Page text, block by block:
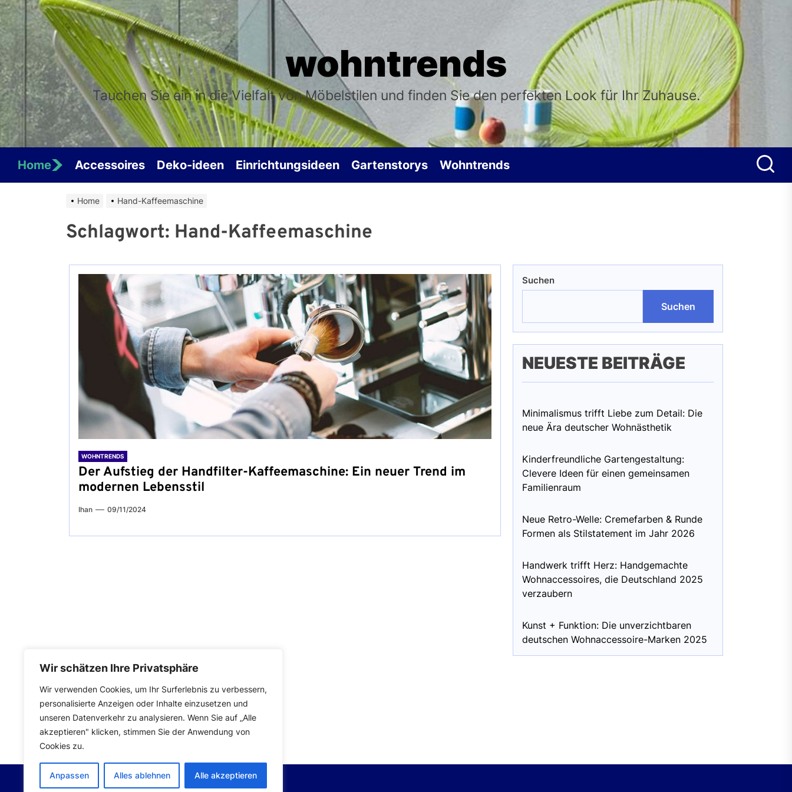
Wir schätzen Ihre Privatsphäre
Wir verwenden Cookies, um Ihr Surferlebnis zu verbessern,
personalisierte Anzeigen oder Inhalte einzusetzen und
unseren Datenverkehr zu analysieren. Wenn Sie auf „Alle
akzeptieren" klicken, stimmen Sie der Anwendung von
Cookies zu.
Anpassen Alles ablehnen Alle akzeptieren
Skip
to
the
content
wohntrends
Tauchen Sie ein in die Vielfalt von Möbelstilen und finden Sie den perfekten Look für Ihr Zuhause.
Home Accessoires Deko-ideen Einrichtungsideen Gartenstorys Wohntrends
Home Hand-Kaffeemaschine
Schlagwort: Hand-Kaffeemaschine
WOHNTRENDS
Der Aufstieg der Handfilter-Kaffeemaschine: Ein neuer Trend im
modernen Lebensstil
Ihan 09/11/2024
Suchen
Suchen
NEUESTE BEITRÄGE
Minimalismus trifft Liebe zum Detail: Die
neue Ära deutscher Wohnästhetik
Kinderfreundliche Gartengestaltung:
Clevere Ideen für einen gemeinsamen
Familienraum
Neue Retro-Welle: Cremefarben & Runde
Formen als Stilstatement im Jahr 2026
Handwerk trifft Herz: Handgemachte
Wohnaccessoires, die Deutschland 2025
verzaubern
Kunst + Funktion: Die unverzichtbaren
deutschen Wohnaccessoire-Marken 2025
Impressum|Datenschutzerklärung